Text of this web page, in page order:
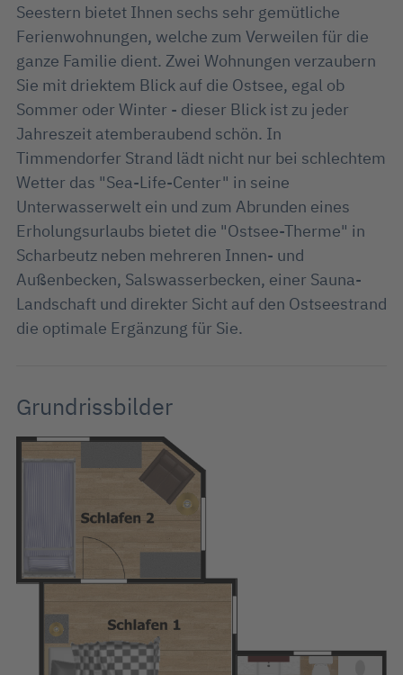
Seestern bietet Ihnen sechs sehr gemütliche
Ferienwohnungen, welche zum Verweilen für die
ganze Familie dient. Zwei Wohnungen verzaubern
Sie mit driektem Blick auf die Ostsee, egal ob
Sommer oder Winter - dieser Blick ist zu jeder
Jahreszeit atemberaubend schön. In
Timmendorfer Strand lädt nicht nur bei schlechtem
Wetter das "Sea-Life-Center" in seine
Unterwasserwelt ein und zum Abrunden eines
Erholungsurlaubs bietet die "Ostsee-Therme" in
Scharbeutz neben mehreren Innen- und
Außenbecken, Salswasserbecken, einer Sauna-
Landschaft und direkter Sicht auf den Ostseestrand
die optimale Ergänzung für Sie.
Grundrissbilder